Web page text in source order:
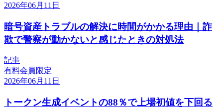
2026年06月11日
暗号資産トラブルの解決に時間がかかる理由｜詐
欺で警察が動かないと感じたときの対処法
記事
有料会員限定
2026年06月11日
トークン生成イベントの88％で上場初値を下回る